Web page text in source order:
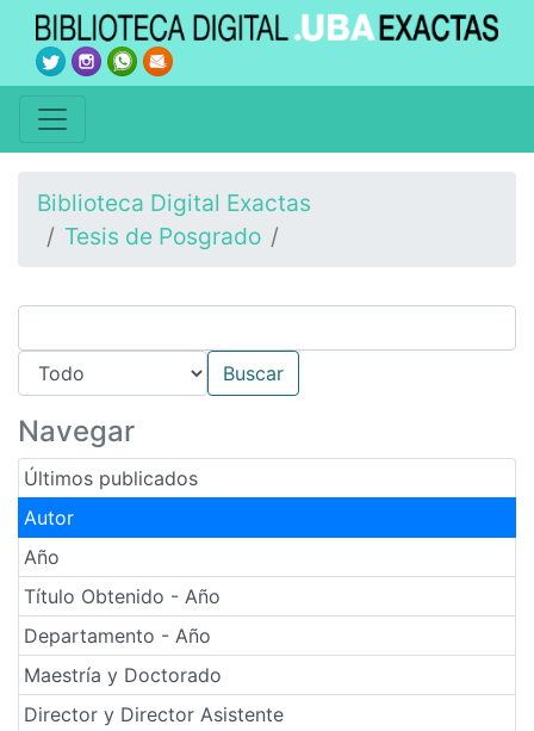
Biblioteca Digital Exactas
Tesis de Posgrado
Navegar
Últimos publicados
Autor
Año
Título Obtenido - Año
Departamento - Año
Maestría y Doctorado
Director y Director Asistente